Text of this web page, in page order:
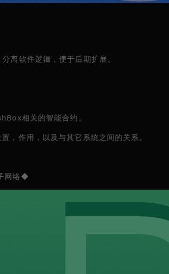
离软件逻辑，便于后期扩展。
相关的智能合约。
作用，以及与其它系统之间的关系。
网络◆